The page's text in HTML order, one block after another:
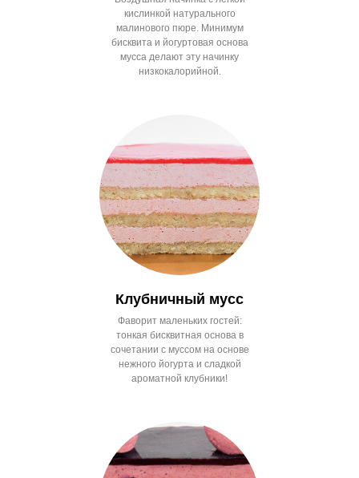
кислинкой натурального
малинового пюре. Минимум
бисквита и йогуртовая основа
мусса делают эту начинку
низкокалорийной.
Клубничный мусс
Фаворит маленьких гостей:
тонкая бисквитная основа в
сочетании с муссом на основе
нежного йогурта и сладкой
ароматной клубники!